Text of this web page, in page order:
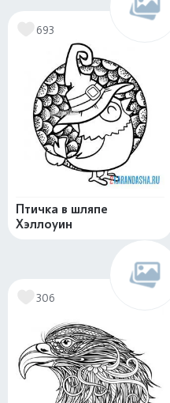
693
Птичка в шляпе
Хэллоуин
306